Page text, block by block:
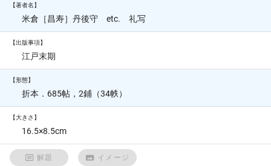
【著者名】
米倉［昌寿］丹後守 etc. 礼写
【出版事項】
江戸末期
【形態】
折本．685帖，2鋪（34帙）
【大きさ】
16.5×8.5cm
解題 イメージ